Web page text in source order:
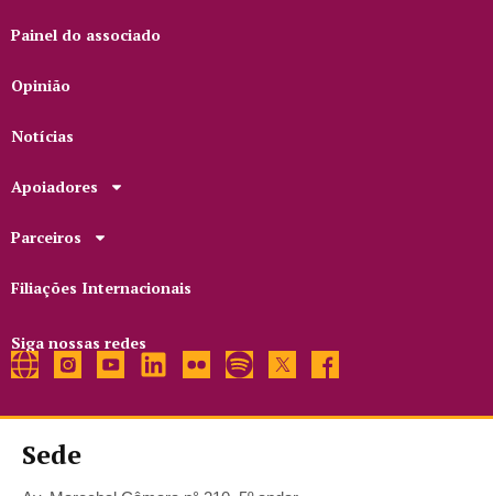
Painel do associado
Opinião
Notícias
Apoiadores
Parceiros
Filiações Internacionais
Siga nossas redes
Sede